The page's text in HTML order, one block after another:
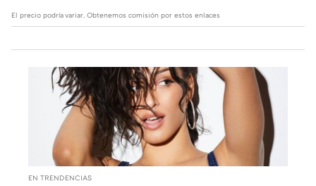
El precio podría variar. Obtenemos comisión por estos enlaces
EN TRENDENCIAS